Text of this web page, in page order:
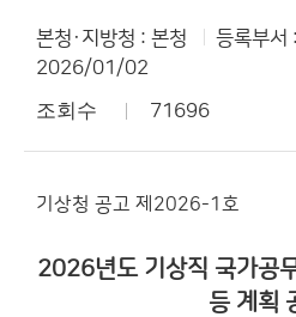
본청·지방청 : 본청
등록부서
2026/01/02
조회수 71696
기상청 공고 제2026-­1호
2026년도 기상직 국가공
등 계획